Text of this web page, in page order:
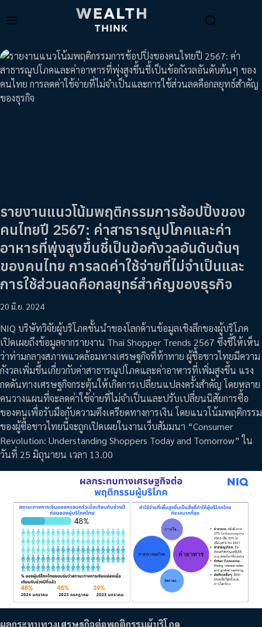
รายงานแนวโน้มพฤติกรรมการช้อปปิ้งของ
คนไทยปี 2567: ค่าสาธารณูปโภคและค่า
อาหารที่พุ่งสูงขึ้นชี้เป็นข้อกังวลอันดับต้นๆ
ของคนไทย การลดค่าใช้จ่ายที่ไม่จำเป็นและ
การใช้ส่วนลดคือกลยุทธ์สำคัญของธุรกิจ
20 มิ.ย. 2024
NIQ บริษัทวิจัยผู้บริโภคชั้นนำของโลกด้านข้อมูลเชิงลึกของผู้บริโภค
เปิดเผยถึงข้อมูลจากรายงาน Thai Shopper Trends 2567 ซึ่งชี้ให้เห็น
ว่าท่ามกลางสภาพแวดล้อมทางเศรษฐกิจที่ท้าทาย ผู้ชื้อชาวไทยมีความ
กังวลเพิ่มขึ้นเกี่ยวกับค่าสาธารณูปโภคและค่าอาหารที่เพิ่มสูงขึ้น แรง
กดดันทางเศรษฐกิจกระตุ้นให้เกิดการเปลี่ยนแปลงครั้งสำคัญ โดยหลาย
คนวางแผนที่จะลดค่าใช้จ่ายที่ไม่จำเป็นและปรับเปลี่ยนนิสัยการซื้อ
ของตนเพื่อรับมือกับความตึงเครียดทางการเงิน โดยแนวโน้มพฤติกรรม
ของผู้ซื้อชาวไทยนี้จะถูกเปิดเผยในงานเว็บสัมมนา “Consumer
Revolution: Understanding Shoppers Today and Tomorrow” ใน
วันที่ 25 มิถุนายน เวลา 13.00